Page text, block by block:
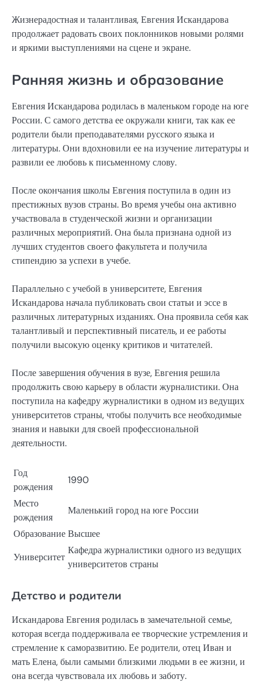
Жизнерадостная и талантливая, Евгения Искандарова
продолжает радовать своих поклонников новыми ролями
и яркими выступлениями на сцене и экране.
Ранняя жизнь и образование
Евгения Искандарова родилась в маленьком городе на юге
России. С самого детства ее окружали книги, так как ее
родители были преподавателями русского языка и
литературы. Они вдохновили ее на изучение литературы и
развили ее любовь к письменному слову.
После окончания школы Евгения поступила в один из
престижных вузов страны. Во время учебы она активно
участвовала в студенческой жизни и организации
различных мероприятий. Она была признана одной из
лучших студентов своего факультета и получила
стипендию за успехи в учебе.
Параллельно с учебой в университете, Евгения
Искандарова начала публиковать свои статьи и эссе в
различных литературных изданиях. Она проявила себя как
талантливый и перспективный писатель, и ее работы
получили высокую оценку критиков и читателей.
После завершения обучения в вузе, Евгения решила
продолжить свою карьеру в области журналистики. Она
поступила на кафедру журналистики в одном из ведущих
университетов страны, чтобы получить все необходимые
знания и навыки для своей профессиональной
деятельности.
Год
рождения
1990
Место
рождения
Маленький город на юге России
ОбразованиеВысшее
Университет
Кафедра журналистики одного из ведущих
университетов страны
Детство и родители
Искандарова Евгения родилась в замечательной семье,
которая всегда поддерживала ее творческие устремления и
стремление к саморазвитию. Ее родители, отец Иван и
мать Елена, были самыми близкими людьми в ее жизни, и
она всегда чувствовала их любовь и заботу.